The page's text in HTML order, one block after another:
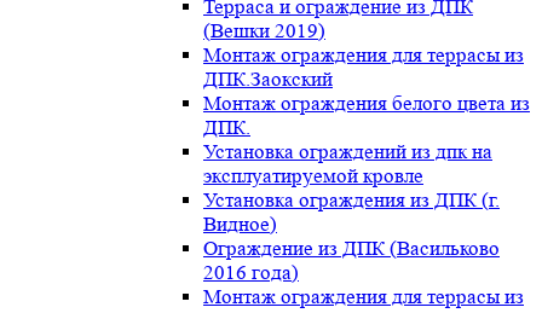
Терраса и ограждение из ДПК
(Вешки 2019)
Монтаж ограждения для террасы из
ДПК.Заокский
Монтаж ограждения белого цвета из
ДПК.
Установка ограждений из дпк на
эксплуатируемой кровле
Установка ограждения из ДПК (г.
Видное)
Ограждение из ДПК (Васильково
2016 года)
Монтаж ограждения для террасы из